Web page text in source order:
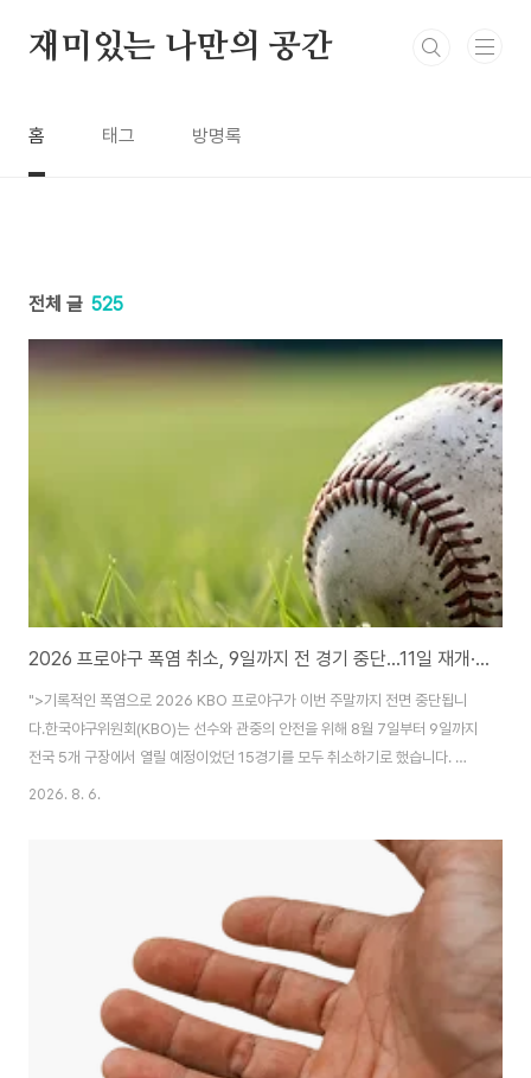
재미있는 나만의 공간
홈 태그 방명록
전체 글 525
2026 프로야구 폭염 취소, 9일까지 전 경기 중단…11일 재개·오후 7시 시작
">기록적인 폭염으로 2026 KBO 프로야구가 이번 주말까지 전면 중단됩니
다.​한국야구위원회(KBO)는 선수와 관중의 안전을 위해 8월 7일부터 9일까지
전국 5개 구장에서 열릴 예정이었던 15경기를 모두 취소하기로 했습니다. 앞
서 8월 5일과 6일 경기도 전면 취소된 만큼 프로야구는 5일부터 9일까지 사
니다. 재개 이후에는 야외 구장의 경기 시작 시간이 평일과 주말 모두 오후 7시
로 늦춰지고, 경기 중간에 선수들이 더위를 식힐 수 있는 ‘쿨링 브레이크’도 도
입됩니다.​이번 글에서는 프로야구 폭염 취소 경기와 리그 재개일, 변경된 경기
시작 시간, 쿨링 타임 운영 방식과 앞으로의 폭염 경기 취소 기준을 정리해 보겠
2026. 8. 6.